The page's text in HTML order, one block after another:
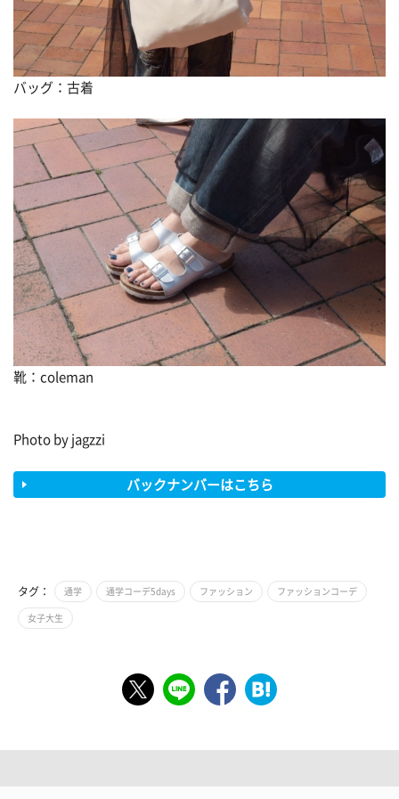
バッグ：古着
靴：coleman
Photo by jagzzi
バックナンバーはこちら
タグ： 通学 通学コーデ5days ファッション ファッションコーデ
女子大生